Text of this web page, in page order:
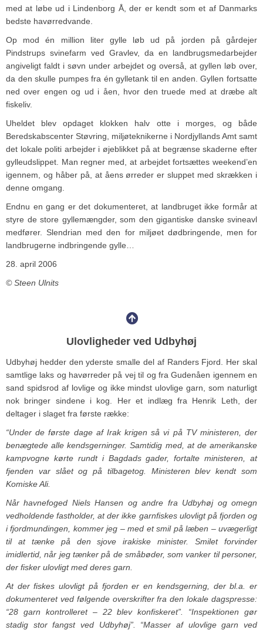
med at løbe ud i Lindenborg Å, der er kendt som et af Danmarks
bedste havørredvande.
Op mod én million liter gylle løb ud på jorden på gårdejer
Pindstrups svinefarm ved Gravlev, da en landbrugsmedarbejder
angiveligt faldt i søvn under arbejdet og overså, at gyllen løb over,
da den skulle pumpes fra én gylletank til en anden. Gyllen fortsatte
ned over engen og ud i åen, hvor den truede med at dræbe alt
fiskeliv.
Uheldet blev opdaget klokken halv otte i morges, og både
Beredskabscenter Støvring, miljøteknikerne i Nordjyllands Amt samt
det lokale politi arbejder i øjeblikket på at begrænse skaderne efter
gylleudslippet. Man regner med, at arbejdet fortsættes weekend’en
igennem, og håber på, at åens ørreder er sluppet med skrækken i
denne omgang.
Endnu en gang er det dokumenteret, at landbruget ikke formår at
styre de store gyllemængder, som den gigantiske danske svineavl
medfører. Slendrian med den for miljøet dødbringende, men for
landbrugerne indbringende gylle…
28. april 2006
© Steen Ulnits
Ulovligheder ved Udbyhøj
Udbyhøj hedder den yderste smalle del af Randers Fjord. Her skal
samtlige laks og havørreder på vej til og fra Gudenåen igennem en
sand spidsrod af lovlige og ikke mindst ulovlige garn, som naturligt
nok bringer sindene i kog. Her et indlæg fra Henrik Leth, der
deltager i slaget fra første række:
“Under de første dage af Irak krigen så vi på TV ministeren, der
benægtede alle kendsgerninger. Samtidig med, at de amerikanske
kampvogne kørte rundt i Bagdads gader, fortalte ministeren, at
fjenden var slået og på tilbagetog. Ministeren blev kendt som
Komiske Ali.
Når havnefoged Niels Hansen og andre fra Udbyhøj og omegn
vedholdende fastholder, at der ikke garnfiskes ulovligt på fjorden og
i fjordmundingen, kommer jeg – med et smil på læben – uvægerligt
til at tænke på den sjove irakiske minister. Smilet forvinder
imidlertid, når jeg tænker på de småbøder, som vanker til personer,
der fisker ulovligt med deres garn.
At der fiskes ulovligt på fjorden er en kendsgerning, der bl.a. er
dokumenteret ved følgende overskrifter fra den lokale dagspresse:
“28 garn kontrolleret – 22 blev konfiskeret”. “Inspektionen gør
stadig stor fangst ved Udbyhøj”. “Masser af ulovlige garn ved